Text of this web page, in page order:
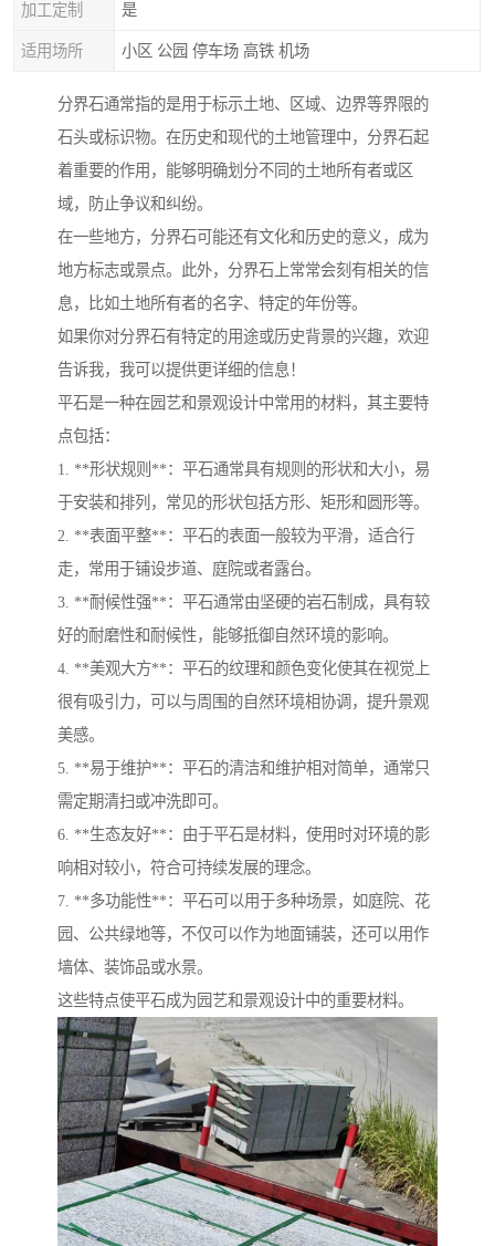
加工定制 是
适用场所 小区 公园 停车场 高铁 机场
分界石通常指的是用于标示土地、区域、边界等界限的
石头或标识物。在历史和现代的土地管理中，分界石起
着重要的作用，能够明确划分不同的土地所有者或区
域，防止争议和纠纷。
在一些地方，分界石可能还有文化和历史的意义，成为
地方标志或景点。此外，分界石上常常会刻有相关的信
息，比如土地所有者的名字、特定的年份等。
如果你对分界石有特定的用途或历史背景的兴趣，欢迎
告诉我，我可以提供更详细的信息！
平石是一种在园艺和景观设计中常用的材料，其主要特
点包括：
1. **形状规则**：平石通常具有规则的形状和大小，易
于安装和排列，常见的形状包括方形、矩形和圆形等。
2. **表面平整**：平石的表面一般较为平滑，适合行
走，常用于铺设步道、庭院或者露台。
3. **耐候性强**：平石通常由坚硬的岩石制成，具有较
好的耐磨性和耐候性，能够抵御自然环境的影响。
4. **美观大方**：平石的纹理和颜色变化使其在视觉上
很有吸引力，可以与周围的自然环境相协调，提升景观
美感。
5. **易于维护**：平石的清洁和维护相对简单，通常只
需定期清扫或冲洗即可。
6. **生态友好**：由于平石是材料，使用时对环境的影
响相对较小，符合可持续发展的理念。
7. **多功能性**：平石可以用于多种场景，如庭院、花
园、公共绿地等，不仅可以作为地面铺装，还可以用作
墙体、装饰品或水景。
这些特点使平石成为园艺和景观设计中的重要材料。